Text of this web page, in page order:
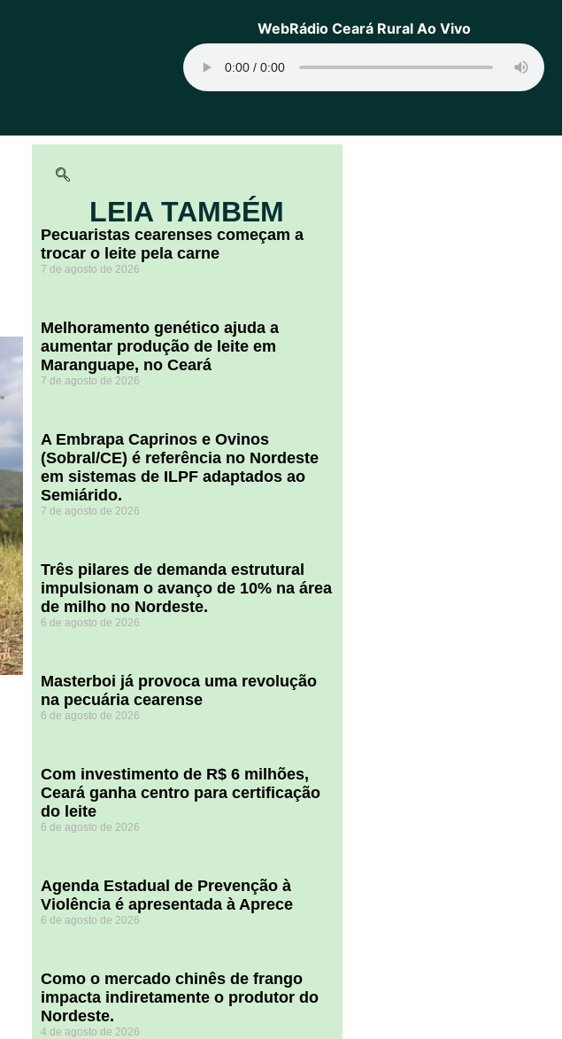
WebRádio Ceará Rural Ao Vivo
LEIA TAMBÉM
Pecuaristas cearenses começam a
trocar o leite pela carne
7 de agosto de 2026
Melhoramento genético ajuda a
aumentar produção de leite em
Maranguape, no Ceará
7 de agosto de 2026
A Embrapa Caprinos e Ovinos
(Sobral/CE) é referência no Nordeste
em sistemas de ILPF adaptados ao
Semiárido.
7 de agosto de 2026
​Três pilares de demanda estrutural
impulsionam o avanço de 10% na área
de milho no Nordeste.
6 de agosto de 2026
Masterboi já provoca uma revolução
na pecuária cearense
6 de agosto de 2026
Com investimento de R$ 6 milhões,
Ceará ganha centro para certificação
do leite
6 de agosto de 2026
Agenda Estadual de Prevenção à
Violência é apresentada à Aprece
6 de agosto de 2026
​Como o mercado chinês de frango
impacta indiretamente o produtor do
Nordeste.
4 de agosto de 2026